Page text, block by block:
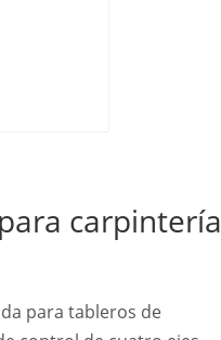
carpintería
para tableros de